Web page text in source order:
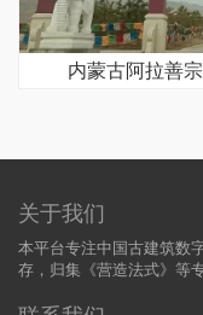
内蒙古阿拉善
关于我们
本平台专注中国古建筑数
存，归集《营造法式》等